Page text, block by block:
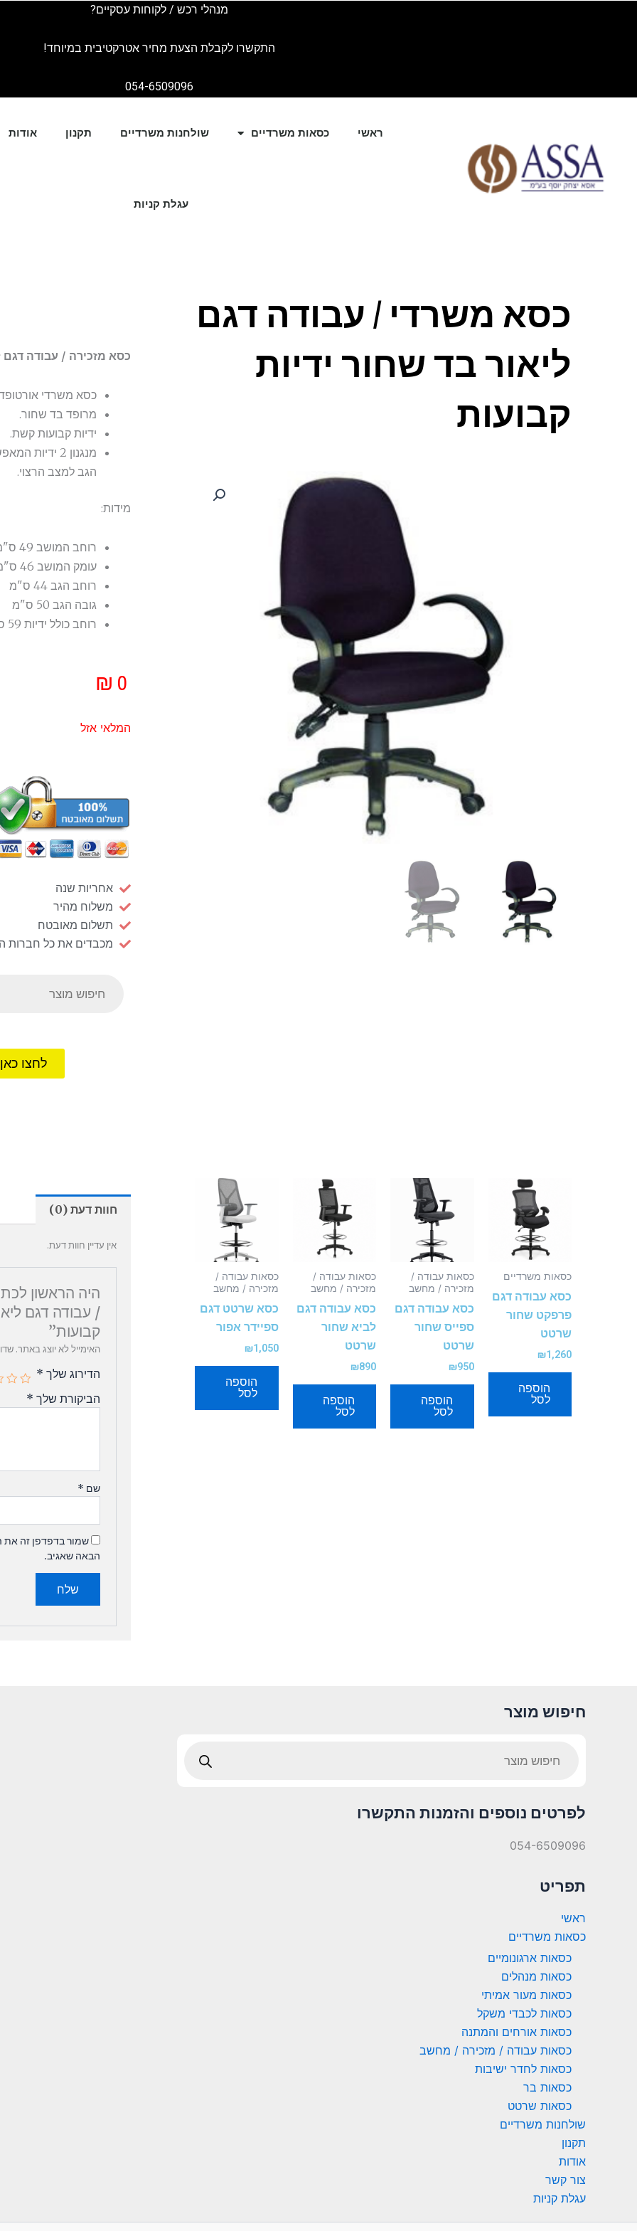
מנהלי רכש / לקוחות עסקיים?
התקשרו לקבלת הצעת מחיר אטרקטיבית במיוחד!
054-6509096
ראשי כסאות משרדיים שולחנות משרדיים תקנון אודות
עגלת קניות
כסא משרדי / עבודה דגם
ליאור בד שחור ידיות
קבועות
כסא מזכירה / עבודה דגם
כסא משרדי
מרופד בד שחור.
ידיות קבועות קשת.
מנגנון 2
הגב למצב הרצוי.
מידות:
רוחב המושב 49 ס"מ
עומק המושב 46 ס"מ
רוחב הגב 44 ס"מ
גובה הגב 50 ס"מ
רוחב כולל ידיות 59 ס"מ
₪ 0
המלאי אזל
אחריות שנה
משלוח מהיר
תשלום מאובטח
מכבדים את כל חברות
לחצו
כסאות משרדיים
כסא עבודה דגם
פרפקט שחור
שרטט
₪1,260
הוספה
לסל
כסאות עבודה /
מזכירה / מחשב
כסא עבודה דגם
ספייס שחור
שרטט
₪950
הוספה
לסל
כסאות עבודה /
מזכירה / מחשב
כסא עבודה דגם
לביא שחור
שרטט
₪890
הוספה
לסל
כסאות עבודה /
מזכירה / מחשב
כסא שרטט דגם
ספיידר אפור
₪1,050
הוספה
לסל
חוות דעת (0)
אין עדיין חוות דעת.
היה הראשון
/ עבודה דגם
קבועות”
האימייל לא יוצג באתר.
הדירוג שלך *
הביקורת שלך *
שם *
שמור בדפדפן זה את
הבאה שאגיב.
חיפוש מוצר
לפרטים נוספים והזמנות התקשרו
054-6509096
תפריט
ראשי
כסאות משרדיים
כסאות ארגונומיים
כסאות מנהלים
כסאות מעור אמיתי
כסאות לכבדי משקל
כסאות אורחים והמתנה
כסאות עבודה / מזכירה / מחשב
כסאות לחדר ישיבות
כסאות בר
כסאות שרטט
שולחנות משרדיים
תקנון
אודות
צור קשר
עגלת קניות